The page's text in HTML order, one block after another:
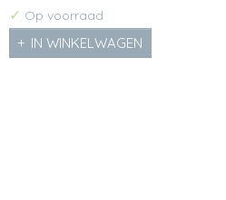
✓ Op voorraad
IN WINKELWAGEN